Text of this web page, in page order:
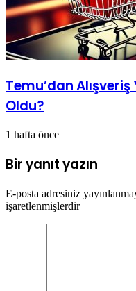
Temu’dan
Oldu?
1 hafta önce
Bir yanıt yazın
E-posta adresiniz
işaretlenmişlerdir